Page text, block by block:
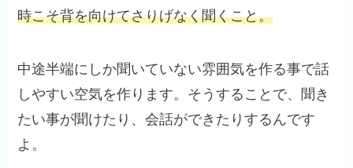
時こそ背を向けてさりげなく聞くこと。
中途半端にしか聞いていない雰囲気を作る事で話
しやすい空気を作ります。そうすることで、聞き
たい事が聞けたり、会話ができたりするんです
よ。